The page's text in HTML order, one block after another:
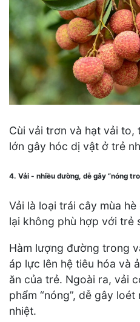
Cùi vải trơn và hạt vải to,
lớn gây hóc dị vật ở trẻ
4. Vải - nhiều đường, dễ gây “nóng
Vải là loại trái cây mùa
lại không phù hợp với trẻ
Hàm lượng đường trong
áp lực lên hệ tiêu hóa và
ăn của trẻ. Ngoài ra, vải
phẩm “nóng”, dễ gây
nhiệt.